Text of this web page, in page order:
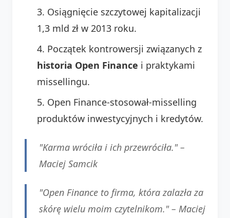
Osiągnięcie szczytowej kapitalizacji
1,3 mld zł w 2013 roku.
Początek kontrowersji związanych z
historia Open Finance i praktykami
missellingu.
Open Finance-stosował-misselling
produktów inwestycyjnych i kredytów.
"Karma wróciła i ich przewróciła." –
Maciej Samcik
"Open Finance to firma, która zalazła za
skórę wielu moim czytelnikom." – Maciej